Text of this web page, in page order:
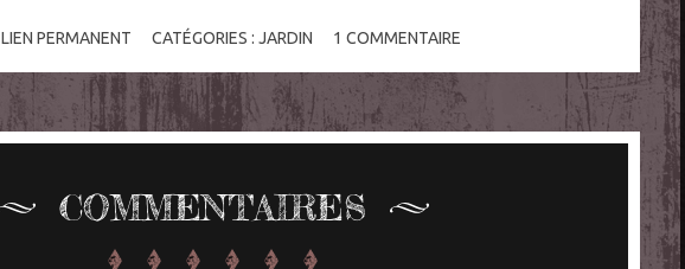
LIEN PERMANENT CATÉGORIES :JARDIN 1 COMMENTAIRE
COMMENTAIRES